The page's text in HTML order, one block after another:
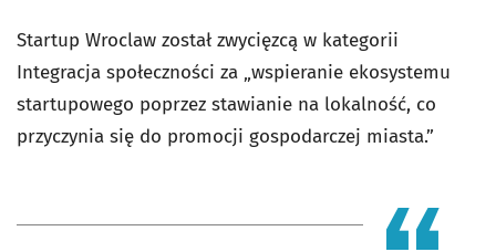
Startup Wroclaw został zwycięzcą w kategorii
Integracja społeczności za „wspieranie ekosystemu
startupowego poprzez stawianie na lokalność, co
przyczynia się do promocji gospodarczej miasta.”